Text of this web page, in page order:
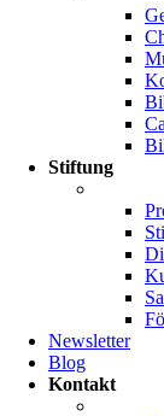
Stiftung
Newsletter
Blog
Kontakt